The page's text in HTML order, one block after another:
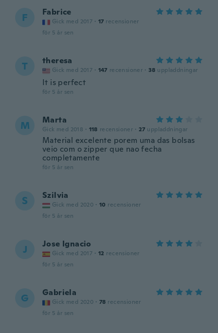
F Fabrice
Gick med 2017 · 17 recensioner
för 5 år sen
T theresa
Gick med 2017 · 147 recensioner · 38 uppladdningar
It is perfect
för 5 år sen
M Marta
Gick med 2018 · 118 recensioner · 27 uppladdningar
Material excelente porem uma das bolsas
veio com o zipper que nao fecha
completamente
för 5 år sen
S Szilvia
Gick med 2020 · 10 recensioner
för 5 år sen
J Jose Ignacio
Gick med 2017 · 12 recensioner
för 5 år sen
G Gabriela
Gick med 2020 · 78 recensioner
för 5 år sen